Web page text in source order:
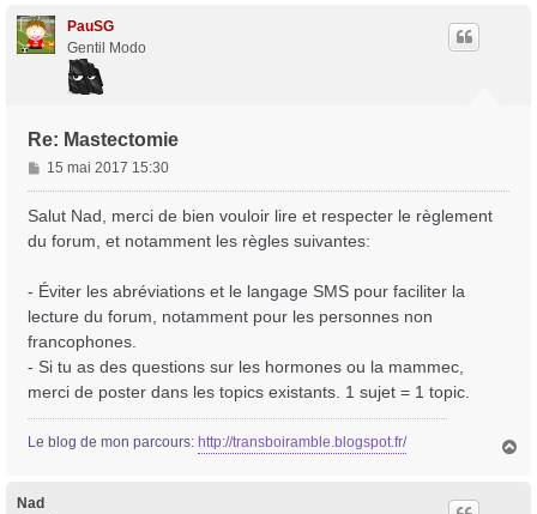
Trans District
Forum d'information sur les transidentités masculines FtM/FtX/Ft*
PauSG
Gentil Modo
Re: Mastectomie
M
e
s
e
15 mai 2017 15:30
Salut Nad, merci de bien vouloir lire et respecter le règlement
du forum, et notamment les règles suivantes:
- Éviter les abréviations et le langage SMS pour faciliter la
lecture du forum, notamment pour les personnes non
francophones.
- Si tu as des questions sur les hormones ou la mammec,
merci de poster dans les topics existants. 1 sujet = 1 topic.
Le blog de mon parcours: http://transboiramble.blogspot.fr/
Nad